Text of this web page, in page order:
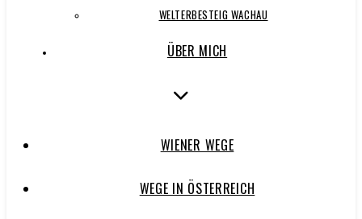
WELTERBESTEIG WACHAU
ÜBER MICH
WIENER WEGE
WEGE IN ÖSTERREICH